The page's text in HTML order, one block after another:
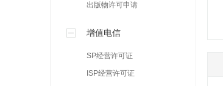
出版物许可申请
增值电信
SP经营许可证
ISP经营许可证